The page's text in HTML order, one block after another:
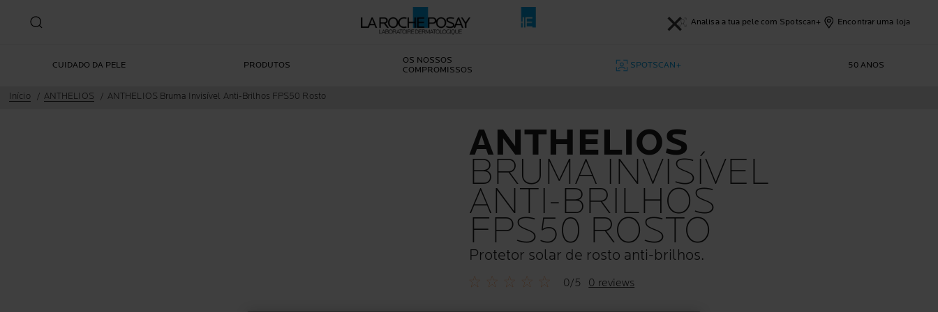
Analisa a tua pele com Spotscan+ Encontrar uma loja
CUIDADO DA PELE PRODUTOS
OS NOSSOS
COMPROMISSOS
SPOTSCAN+ 50 ANOS
Início ANTHELIOS ANTHELIOS Bruma Invisível Anti-Brilhos FPS50 Rosto
ANTHELIOS
BRUMA INVISÍVEL
ANTI-BRILHOS
FPS50 ROSTO
Protetor solar de rosto anti-brilhos.
0/5 0 reviews
✕